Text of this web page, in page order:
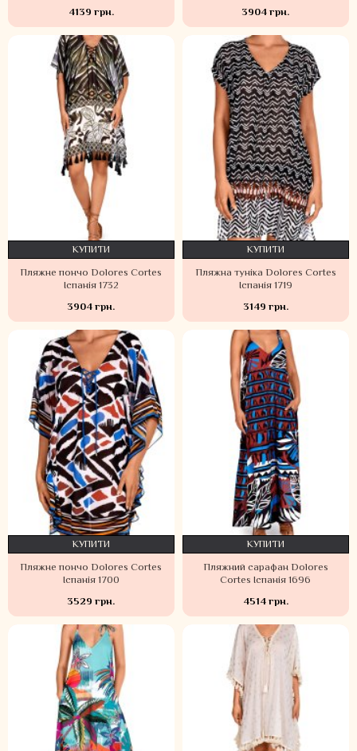
4139 грн.
3904 грн.
Пляжне пончо Dolores Cortes
Іспанія 1732
3904 грн.
КУПИТИ
Пляжна туніка Dolores Cortes
Іспанія 1719
3149 грн.
КУПИТИ
Пляжне пончо Dolores Cortes
Іспанія 1700
3529 грн.
КУПИТИ
Пляжний сарафан Dolores
Cortes Іспанія 1696
4514 грн.
КУПИТИ